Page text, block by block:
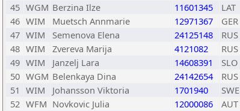
45 WGM Berzina Ilze 11601345 LAT
46 WIM Muetsch Annmarie 12971367 GER
47 WIM Semenova Elena 24125148 RUS
48 WIM Zvereva Marija 4121082 RUS
49 WIM Janzelj Lara 14608391 SLO
50 WGM Belenkaya Dina 24142654 RUS
51 WIM Johansson Viktoria 1701940 SWE
52 WFM Novkovic Julia 12000086 AUT